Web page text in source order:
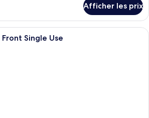
Afficher les prix
Une chambre d’hôtel avec un grand
Single Use